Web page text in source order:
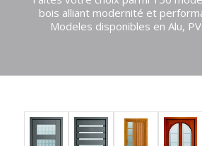
bois alliant modernité et
Modeles disponibles en Alu,